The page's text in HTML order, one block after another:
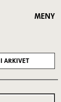
MENY
ARKIVET